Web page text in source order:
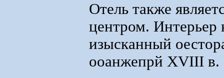
Отель также
центром. Интерьер
изысканный
ооанжепрй XVIII в.